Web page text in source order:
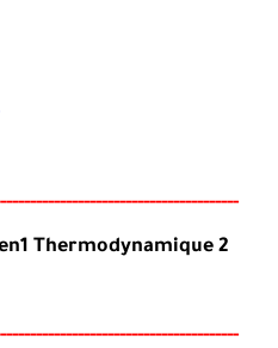
--------------
Thermodynamique 2
------------